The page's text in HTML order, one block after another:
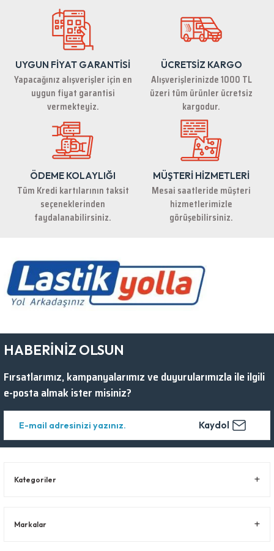
Ürün resmi kalitesiz, bozuk veya görüntülenemiyor.
Ürün açıklamasında eksik bilgiler bulunuyor.
Ürün bilgilerinde hatalar bulunuyor.
Ürün fiyatı diğer sitelerden daha pahalı.
Bu ürüne benzer farklı alternatifler olmalı.
UYGUN FİYAT GARANTİSİ
Yapacağınız alışverişler için en
uygun fiyat garantisi
vermekteyiz.
ÜCRETSİZ KARGO
Alışverişlerinizde 1000 TL
üzeri tüm ürünler ücretsiz
kargodur.
ÖDEME KOLAYLIĞI
Tüm Kredi kartılarının taksit
seçeneklerinden
faydalanabilirsiniz.
MÜŞTERİ HİZMETLERİ
Mesai saatleride müşteri
hizmetlerimizle
görüşebilirsiniz.
HABERİNİZ OLSUN
Fırsatlarımız, kampanyalarımız ve duyurularımızla ile ilgili
e-posta almak ister misiniz?
Kaydol
Kategoriler
Markalar